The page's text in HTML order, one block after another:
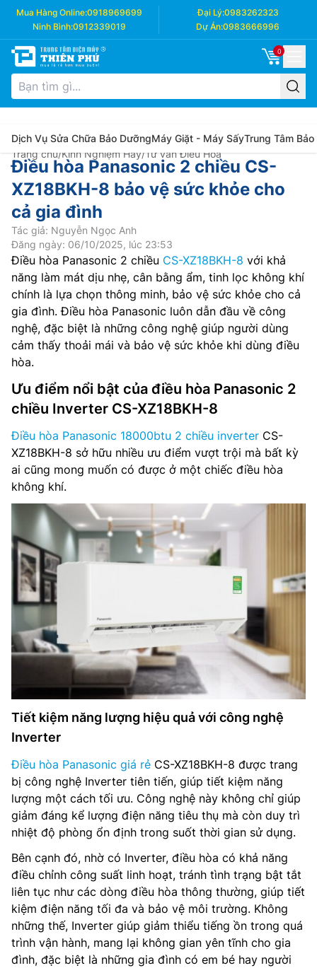
Mua Hàng Online:0918969699 Đại Lý:0983262323
Ninh Bình:0912339019 Dự Án:0983666996
0
Dịch Vụ Sửa Chữa Bảo DưỡngMáy Giặt - Máy SấyTrung Tâm Bảo
Trang chủ/Kinh Nghiệm Hay/Tư vấn Điều Hòa
Điều hòa Panasonic 2 chiều CS-
XZ18BKH-8 bảo vệ sức khỏe cho
cả gia đình
Tác giả: Nguyễn Ngọc Anh
Đăng ngày: 06/10/2025, lúc 23:53
Điều hòa Panasonic 2 chiều CS-XZ18BKH-8 với khả
năng làm mát dịu nhẹ, cân bằng ẩm, tinh lọc không khí
chính là lựa chọn thông minh, bảo vệ sức khỏe cho cả
gia đình. Điều hòa Panasonic luôn dẫn đầu về công
nghệ, đặc biệt là những công nghệ giúp người dùng
cảm thấy thoải mái và bảo vệ sức khỏe khi dùng điều
hòa.
Ưu điểm nổi bật của điều hòa Panasonic 2
chiều Inverter CS-XZ18BKH-8
Điều hòa Panasonic 18000btu 2 chiều inverter CS-
XZ18BKH-8 sở hữu nhiều ưu điểm vượt trội mà bất kỳ
ai cũng mong muốn có được ở một chiếc điều hòa
không khí.
Tiết kiệm năng lượng hiệu quả với công nghệ
Inverter
Điều hòa Panasonic giá rẻ CS-XZ18BKH-8 được trang
bị công nghệ Inverter tiên tiến, giúp tiết kiệm năng
lượng một cách tối ưu. Công nghệ này không chỉ giúp
giảm đáng kể lượng điện năng tiêu thụ mà còn duy trì
nhiệt độ phòng ổn định trong suốt thời gian sử dụng.
Bên cạnh đó, nhờ có Inverter, điều hòa có khả năng
điều chỉnh công suất linh hoạt, tránh tình trạng bật tắt
liên tục như các dòng điều hòa thông thường, giúp tiết
kiệm điện năng tối đa và bảo vệ môi trường. Không
những thế, Inverter giúp giảm thiểu tiếng ồn trong quá
trình vận hành, mang lại không gian yên tĩnh cho gia
đình, đặc biệt là những gia đình có em bé hay người